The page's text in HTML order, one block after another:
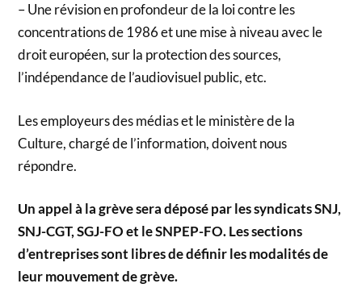
– Une révision en profondeur de la loi contre les
concentrations de 1986 et une mise à niveau avec le
droit européen, sur la protection des sources,
l’indépendance de l’audiovisuel public, etc.
Les employeurs des médias et le ministère de la
Culture, chargé de l’information, doivent nous
répondre.
Un appel à la grève sera déposé par les syndicats SNJ,
SNJ-CGT, SGJ-FO et le SNPEP-FO. Les sections
d’entreprises sont libres de définir les modalités de
leur mouvement de grève.